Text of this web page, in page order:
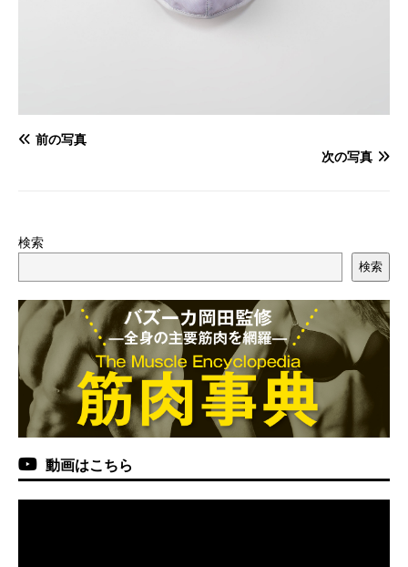
前の写真
次の写真
検索
検索
動画はこちら